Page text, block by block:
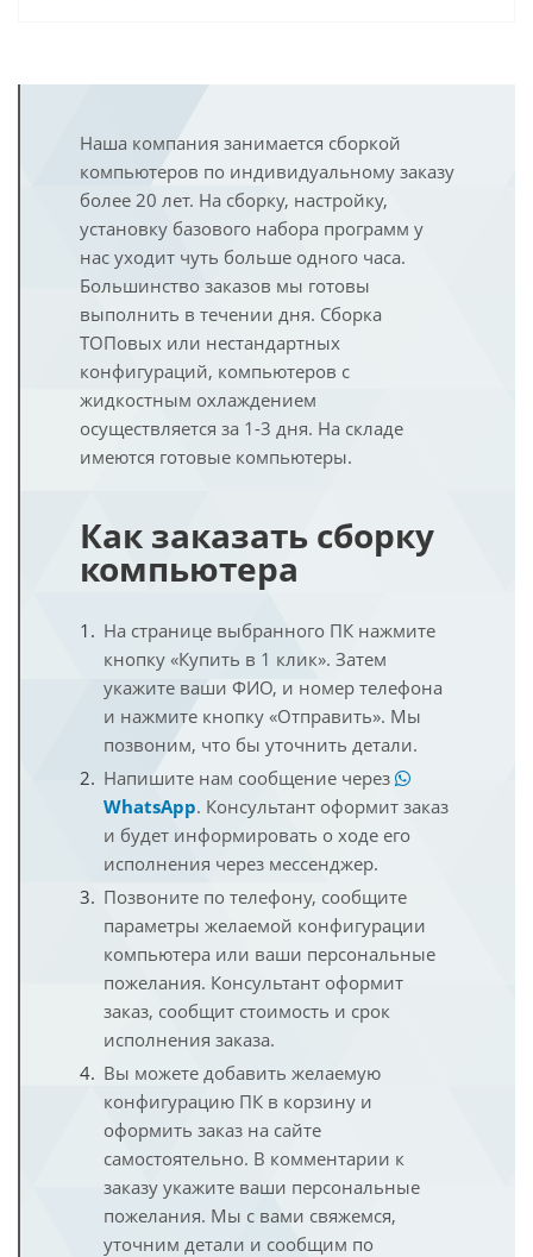
Наша компания занимается сборкой
компьютеров по индивидуальному заказу
более 20 лет. На сборку, настройку,
установку базового набора программ у
нас уходит чуть больше одного часа.
Большинство заказов мы готовы
выполнить в течении дня. Сборка
ТОПовых или нестандартных
конфигураций, компьютеров с
жидкостным охлаждением
осуществляется за 1-3 дня. На складе
имеются готовые компьютеры.
Как заказать сборку
компьютера
На странице выбранного ПК нажмите
кнопку «Купить в 1 клик». Затем
укажите ваши ФИО, и номер телефона
и нажмите кнопку «Отправить». Мы
позвоним, что бы уточнить детали.
Напишите нам сообщение через
WhatsApp. Консультант оформит заказ
и будет информировать о ходе его
исполнения через мессенджер.
Позвоните по телефону, сообщите
параметры желаемой конфигурации
компьютера или ваши персональные
пожелания. Консультант оформит
заказ, сообщит стоимость и срок
исполнения заказа.
Вы можете добавить желаемую
конфигурацию ПК в корзину и
оформить заказ на сайте
самостоятельно. В комментарии к
заказу укажите ваши персональные
пожелания. Мы с вами свяжемся,
уточним детали и сообщим по